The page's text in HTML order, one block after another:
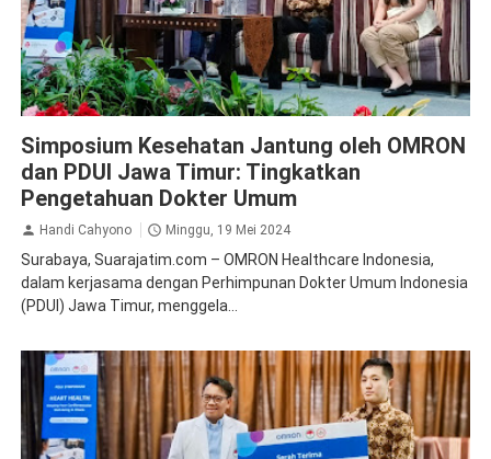
Simposium Kesehatan Jantung oleh OMRON
dan PDUI Jawa Timur: Tingkatkan
Pengetahuan Dokter Umum
Handi Cahyono Minggu, 19 Mei 2024
Surabaya, Suarajatim.com – OMRON Healthcare Indonesia,
dalam kerjasama dengan Perhimpunan Dokter Umum Indonesia
(PDUI) Jawa Timur, menggela...